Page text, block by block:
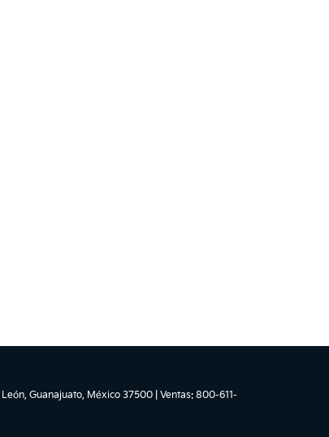
León, Guanajuato, México 37500 | Ventas: 800-611-